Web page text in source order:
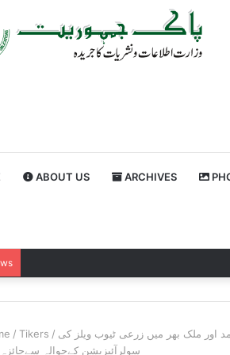
ABOUT US ARCHIVES
/ Tikers / اور ملک بھر میں زرعی ٹیوب ویلز کی
سولرآئیزیشن کےحوالہ